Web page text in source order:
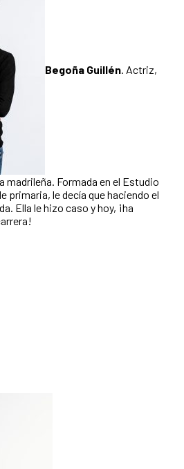
Begoña Guillén . Actriz,
Formada en el Estudio
primaria, le decía que haciendo el
Ella le hizo caso y hoy, ¡ha